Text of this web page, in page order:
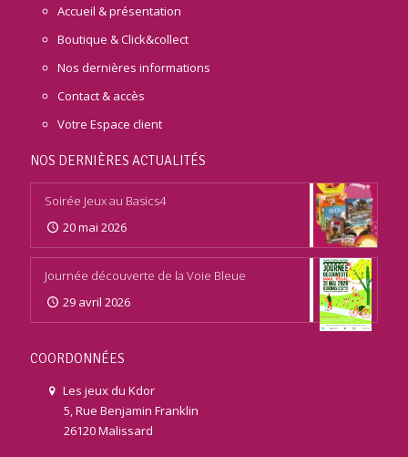
Accueil & présentation
Boutique & Click&collect
Nos dernières informations
Contact & accès
Votre Espace client
NOS DERNIÈRES ACTUALITÉS
Soirée Jeux au Basics4
20 mai 2026
Journée découverte de la Voie Bleue
29 avril 2026
COORDONNÉES
Les jeux du Kdor
5, Rue Benjamin Franklin
26120 Malissard